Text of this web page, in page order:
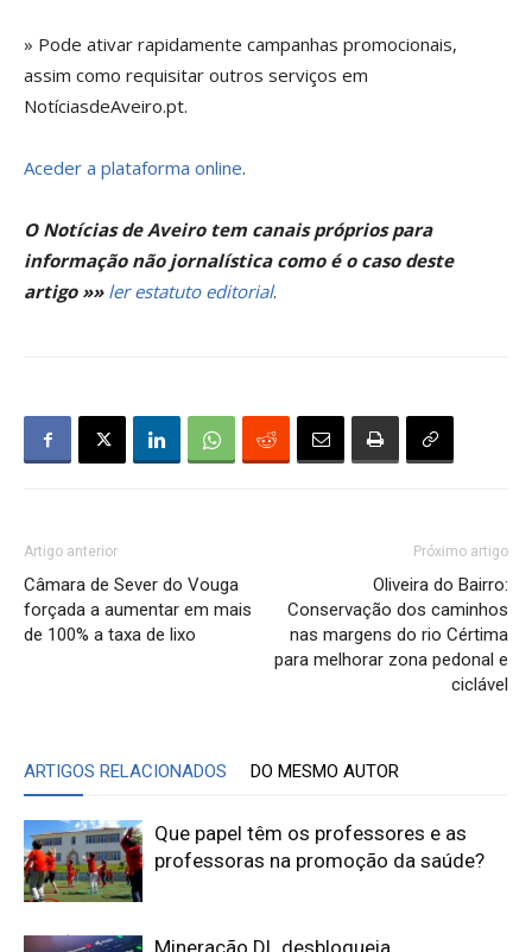
» Pode ativar rapidamente campanhas promocionais,
assim como requisitar outros serviços em
NotíciasdeAveiro.pt.
Aceder a plataforma online.
O Notícias de Aveiro tem canais próprios para
informação não jornalística como é o caso deste
artigo »» ler estatuto editorial.
Artigo anterior
Câmara de Sever do Vouga
forçada a aumentar em mais
de 100% a taxa de lixo
Próximo artigo
Oliveira do Bairro:
Conservação dos caminhos
nas margens do rio Cértima
para melhorar zona pedonal e
ciclável
ARTIGOS RELACIONADOS DO MESMO AUTOR
Que papel têm os professores e as
professoras na promoção da saúde?